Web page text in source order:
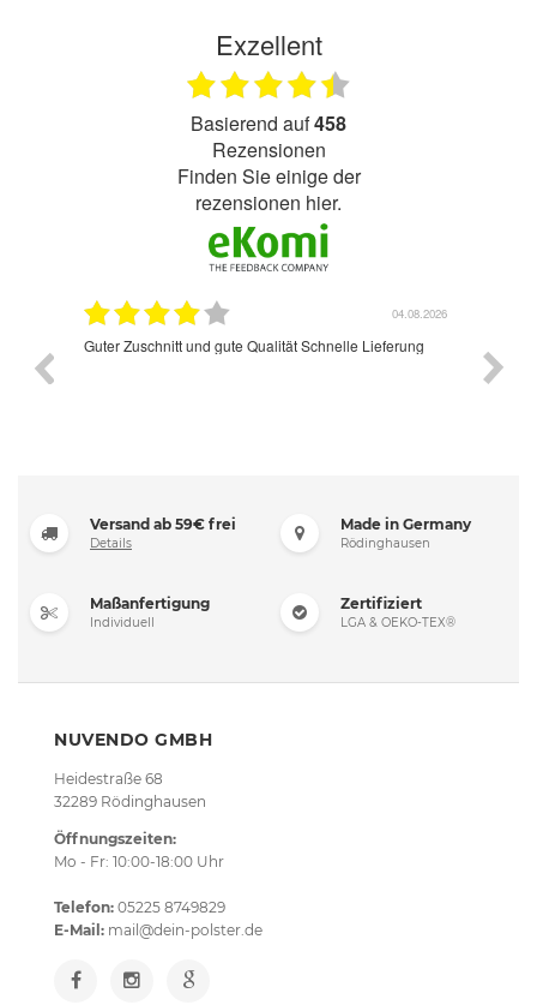
Exzellent
basierend auf458
Rezensionen
finden Sie einige der
rezensionen hier.
04.08.2026
Guter Zuschnitt und gute Qualität Schnelle Lieferung
sind
Versand ab 59€ frei
Details
Made in Germany
Rödinghausen
Maßanfertigung
Individuell
Zertifiziert
LGA & OEKO-TEX®
NUVENDO GMBH
Heidestraße 68
32289 Rödinghausen
Öffnungszeiten:
Mo - Fr: 10:00-18:00 Uhr
Telefon: 05225 8749829
E-Mail: mail@dein-polster.de